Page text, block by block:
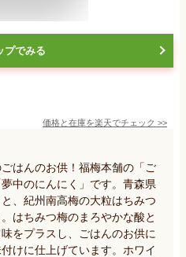
プでみる
価格と在庫を楽天でチェック >>
はんのお供！福梅本舗の「ご
中のにんにく」です。青森県
、紀州南高梅の大粒はちみつ
はちみつ梅のまろやかな酸と
をプラスし、ごはんのお供に
けに仕上げています。ホワイ